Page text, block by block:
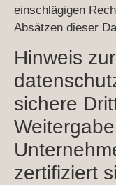
einschlägigen
Absätzen dieser
Hinweis
sichere
zertifiziert